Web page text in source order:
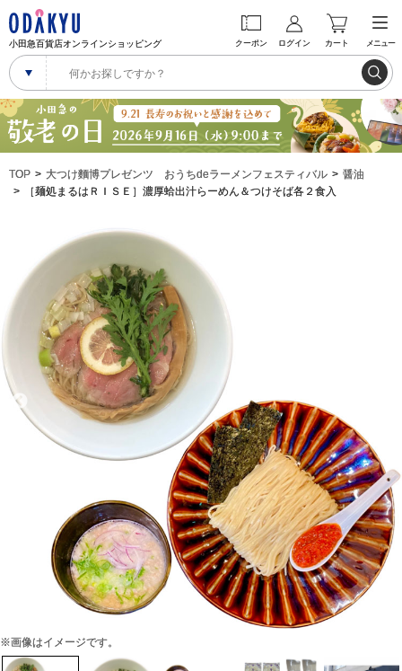
小田急百貨店オンラインショッピング クーポン ログイン カート メニュー
TOP 大つけ麵博プレゼンツ おうちdeラーメンフェスティバル
醤油
［麺処まるはＲＩＳＥ］濃厚蛤出汁らーめん＆つけそば各２食入
※画像はイメージです。